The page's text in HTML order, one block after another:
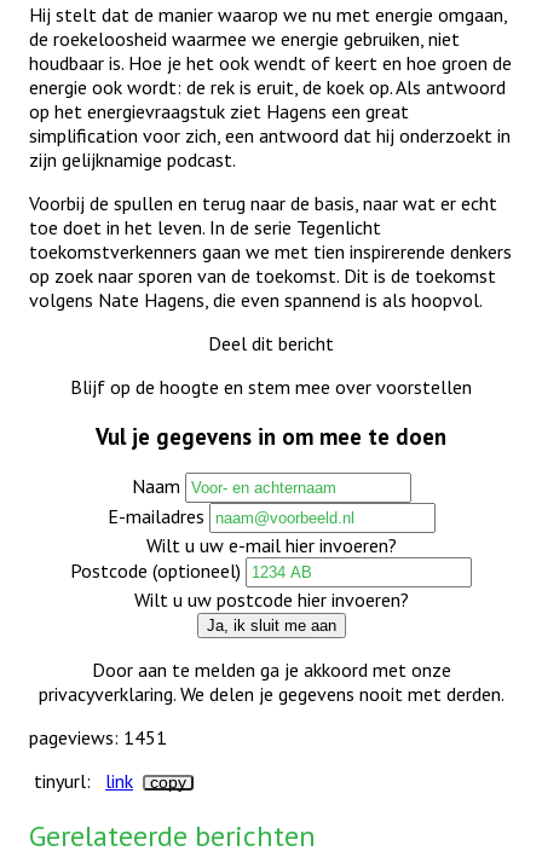
Hij stelt dat de manier waarop we nu met energie omgaan,
de roekeloosheid waarmee we energie gebruiken, niet
houdbaar is. Hoe je het ook wendt of keert en hoe groen de
energie ook wordt: de rek is eruit, de koek op. Als antwoord
op het energievraagstuk ziet Hagens een great
simplification voor zich, een antwoord dat hij onderzoekt in
zijn gelijknamige podcast.
Voorbij de spullen en terug naar de basis, naar wat er echt
toe doet in het leven. In de serie Tegenlicht
toekomstverkenners gaan we met tien inspirerende denkers
op zoek naar sporen van de toekomst. Dit is de toekomst
volgens Nate Hagens, die even spannend is als hoopvol.
Deel dit bericht
Blijf op de hoogte en stem mee over voorstellen
Vul je gegevens in om mee te doen
Naam
E-mailadres
Wilt u uw e-mail hier invoeren?
Postcode (optioneel)
Wilt u uw postcode hier invoeren?
Ja, ik sluit me aan
Door aan te melden ga je akkoord met onze
privacyverklaring. We delen je gegevens nooit met derden.
pageviews: 1451
tinyurl:
link copy
Gerelateerde berichten